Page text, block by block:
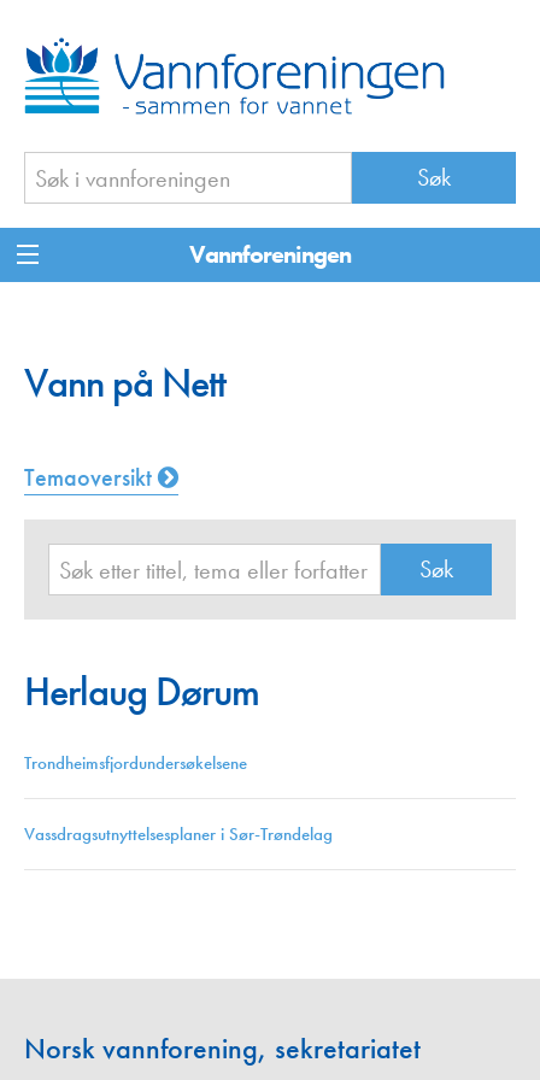
Vannforeningen
Vann på Nett
Temaoversikt
Herlaug Dørum
Trondheimsfjordundersøkelsene
Vassdragsutnyttelsesplaner i Sør-Trøndelag
Norsk vannforening, sekretariatet